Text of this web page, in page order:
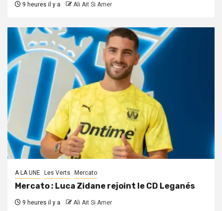
9 heures il y a Ali Ait Si Amer
A LA UNE Les Verts Mercato
Mercato : Luca Zidane rejoint le CD Leganés
9 heures il y a Ali Ait Si Amer